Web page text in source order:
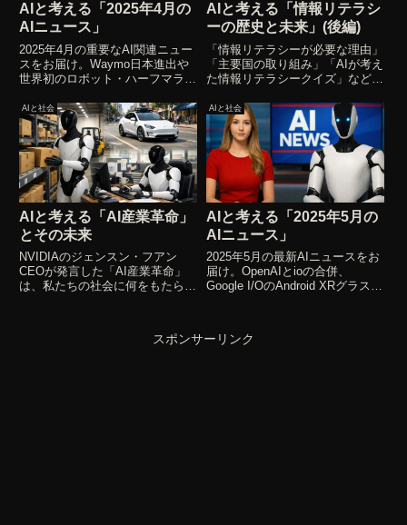
AIと考える「2025年4月の
AIニュース」
2025年4月の重要なAI関連ニュー
スをお届け。Waymo日本進出や
世界初のロボット・ハーフマラソ
発表を取り上げます。
AIと考える「情報リテラシ
ーの歴史と未来」(後編)
「情報リテラシーが必要な理由」
「主要国の取り組み」「AIが考え
た情報リテラシークイズ」などを
シーのあり方を考察していきま
す。
AIと社会
AIと考える「AI産業革命」
とその未来
NVIDIAのジェンスン・フアン
CEOが発言した「AI産業革命」
は、私たちの社会に何をもたらす
AIと社会
AIと考える「2025年5月の
AIニュース」
2025年5月の最新AIニュースをお
届け。OpenAIとioの合併、
Google I/OのAndroid XRグラス実
スポンサーリンク